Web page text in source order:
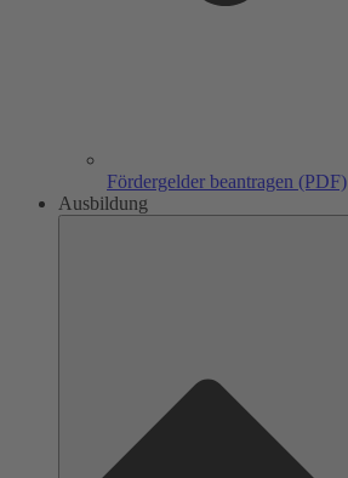
Fördergelder beantragen (PDF)
Ausbildung